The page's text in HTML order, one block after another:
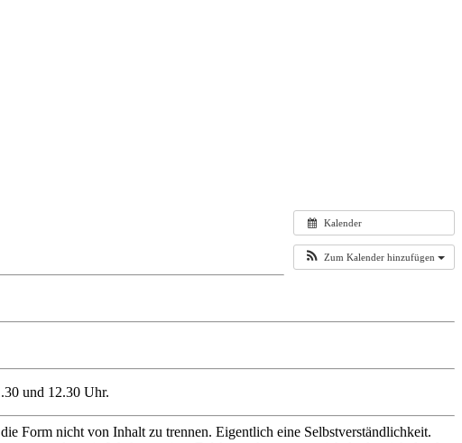
Kalender
Zum Kalender hinzufügen
und 12.30 Uhr.
Form nicht von Inhalt zu trennen. Eigentlich eine Selbstverständlichkeit.